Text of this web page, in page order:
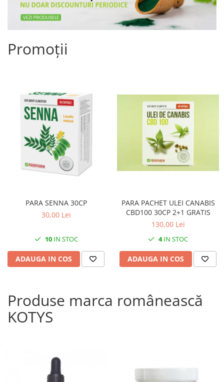
Promoții
PARA SENNA 30CP
30,00 Lei
10IN STOC
ADAUGA IN COS
PARA PACHET ULEI CANABIS
CBD100 30CP 2+1 GRATIS
130,00 Lei
4IN STOC
ADAUGA IN COS
Produse marca românească
KOTYS